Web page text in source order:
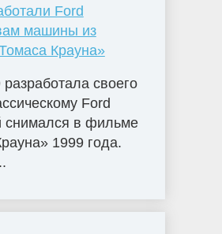
Ford
машины из
Крауна»
своего
Ford
снимался в фильме
1999 года.